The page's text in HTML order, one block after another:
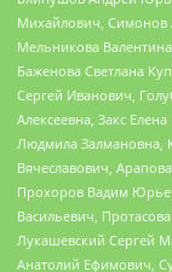
Михайлович, Симонов
Мельникова
Баженова Светлана
Сергей Иванович,
Алексеевна, Закс
Людмила Залмановна,
Вячеславович,
Прохоров Вадим
Васильевич,
Лукашевский Сергей
Анатолий Ефимович,